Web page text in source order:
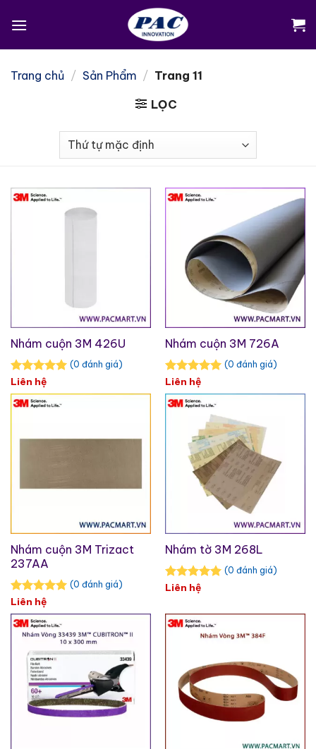
Trang chủ / Sản Phẩm / Trang 11
LỌC
Nhám cuộn 3M 426U
(0 đánh giá)
Liên hệ
Nhám cuộn 3M 726A
(0 đánh giá)
Liên hệ
Nhám cuộn 3M Trizact
237AA
(0 đánh giá)
Liên hệ
Nhám tờ 3M 268L
(0 đánh giá)
Liên hệ